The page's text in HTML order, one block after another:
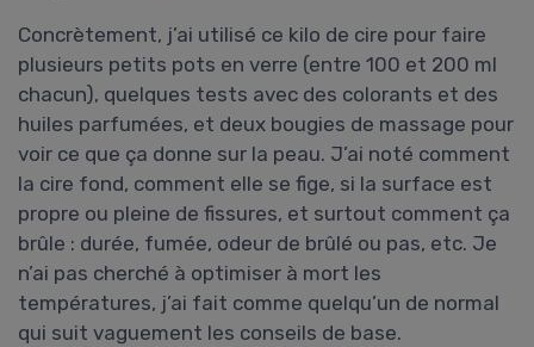
Concrètement, j’ai utilisé ce kilo de cire pour faire
plusieurs petits pots en verre (entre 100 et 200 ml
chacun), quelques tests avec des colorants et des
huiles parfumées, et deux bougies de massage pour
voir ce que ça donne sur la peau. J’ai noté comment
la cire fond, comment elle se fige, si la surface est
propre ou pleine de fissures, et surtout comment ça
brûle : durée, fumée, odeur de brûlé ou pas, etc. Je
n’ai pas cherché à optimiser à mort les
températures, j’ai fait comme quelqu’un de normal
qui suit vaguement les conseils de base.